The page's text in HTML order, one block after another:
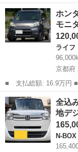
種 ライフ ・型式
離 107,000km ・車検 抹消済み
ます。 尚、あく...
大阪 岸和田市
ホン
モニ
ライフ
京都府
■ 支払総額: 16.9万円 ■ 車両本体価格： 120,000 円 ■ メーカー
名： ホンダ ■ 車種
ィション バックモニ
ストシステム...
京都 京都市 ラ
全込
地デ
N-BOX